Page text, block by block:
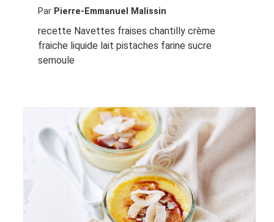
Par Pierre-Emmanuel Malissin
recette Navettes fraises chantilly crème
fraiche liquide lait pistaches farine sucre
semoule